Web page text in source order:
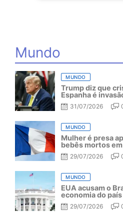
Mundo
MUNDO
Trump diz que
Espanha é
31/07/2026
MUNDO
Mulher é presa
bebês mortos
29/07/2026
MUNDO
EUA acusam o
economia do
por mais um ano
29/07/2026